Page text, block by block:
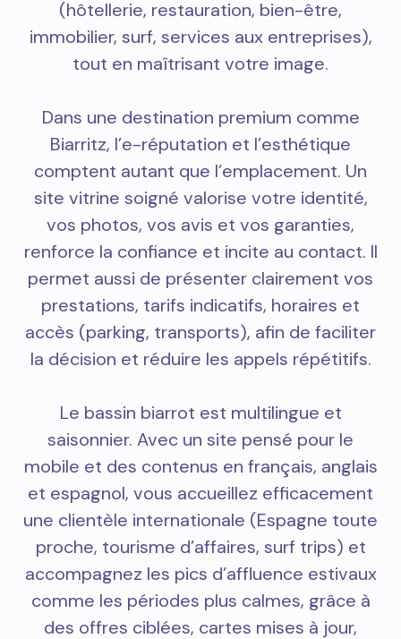
(hôtellerie, restauration, bien-être,
immobilier, surf, services aux entreprises),
tout en maîtrisant votre image.
Dans une destination premium comme
Biarritz, l’e-réputation et l’esthétique
comptent autant que l’emplacement. Un
site vitrine soigné valorise votre identité,
vos photos, vos avis et vos garanties,
renforce la confiance et incite au contact. Il
permet aussi de présenter clairement vos
prestations, tarifs indicatifs, horaires et
accès (parking, transports), afin de faciliter
la décision et réduire les appels répétitifs.
Le bassin biarrot est multilingue et
saisonnier. Avec un site pensé pour le
mobile et des contenus en français, anglais
et espagnol, vous accueillez efficacement
une clientèle internationale (Espagne toute
proche, tourisme d’affaires, surf trips) et
accompagnez les pics d’affluence estivaux
comme les périodes plus calmes, grâce à
des offres ciblées, cartes mises à jour,